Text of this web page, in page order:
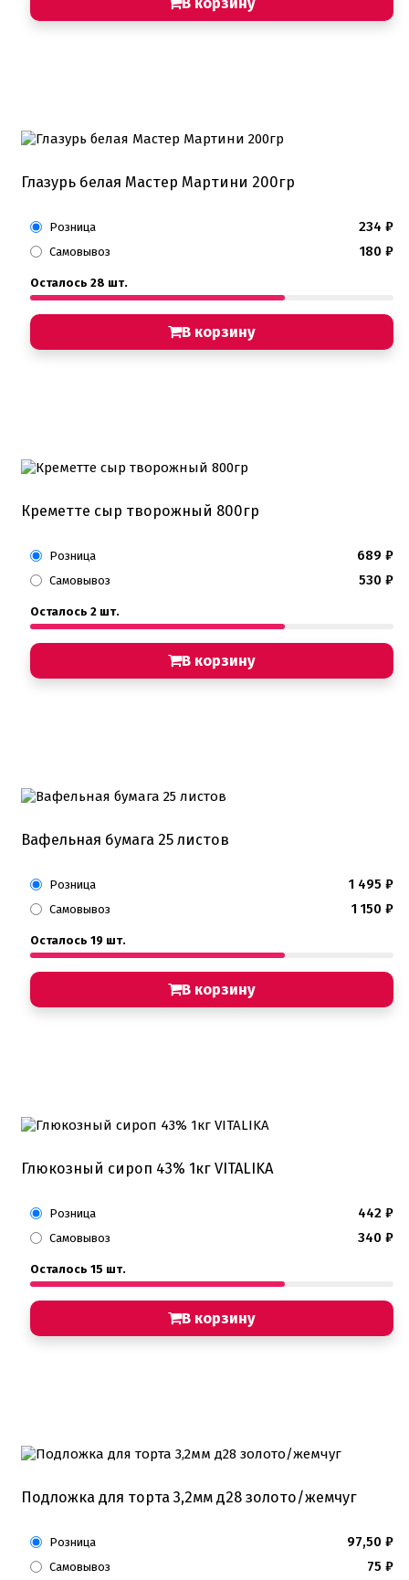
Глазурь белая Мастер Мартини 200гр
Розница 234 ₽
Самовывоз 180 ₽
Осталось 28 шт.
В корзину
Креметте сыр творожный 800гр
Розница 689 ₽
Самовывоз 530 ₽
Осталось 2 шт.
В корзину
Вафельная бумага 25 листов
Розница 1 495 ₽
Самовывоз 1 150 ₽
Осталось 19 шт.
В корзину
Глюкозный сироп 43% 1кг VITALIKA
Розница 442 ₽
Самовывоз 340 ₽
Осталось 15 шт.
В корзину
Подложка для торта 3,2мм д28 золото/жемчуг
Розница 97,50 ₽
Самовывоз 75 ₽